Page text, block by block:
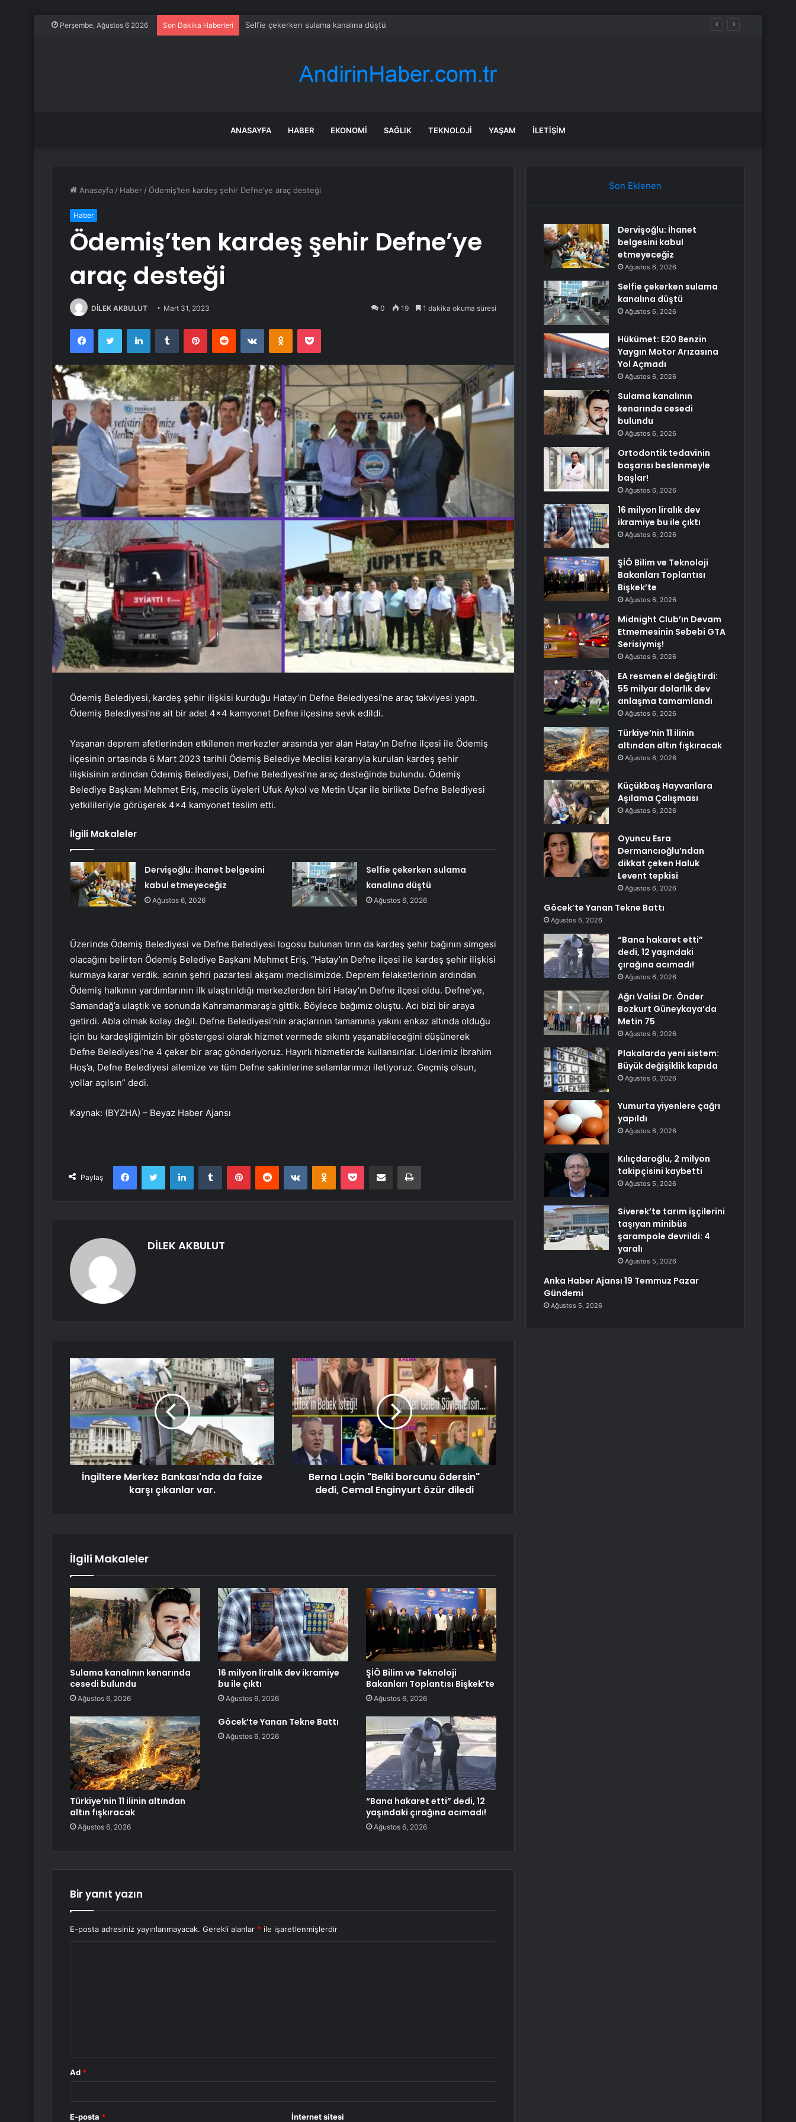
Perşembe, Ağustos 6 2026 Son Dakika Haberleri Hükümet: E20 Benzin Yaygın Motor Arızasına Yol Açmadı
ANASAYFA HABER EKONOMI SAĞLIK TEKNOLOJI YAŞAM İLETIŞIM
Anasayfa / Haber / Ödemiş’ten kardeş şehir Defne’ye araç desteği
Haber
Ödemiş’ten kardeş şehir Defne’ye
araç desteği
DİLEK AKBULUT Mart 31, 2023 0 19 1 dakika okuma süresi
FacebookTwitter LinkedInTumblr PinterestReddit VKontakteOdnoklassniki
Pocket
Ödemiş Belediyesi, kardeş şehir ilişkisi kurduğu Hatay’ın Defne Belediyesi’ne araç takviyesi yaptı.
Ödemiş Belediyesi’ne ait bir adet 4×4 kamyonet Defne ilçesine sevk edildi.
Yaşanan deprem afetlerinden etkilenen merkezler arasında yer alan Hatay’ın Defne ilçesi ile Ödemiş
ilçesinin ortasında 6 Mart 2023 tarihli Ödemiş Belediye Meclisi kararıyla kurulan kardeş şehir
ilişkisinin ardından Ödemiş Belediyesi, Defne Belediyesi’ne araç desteğinde bulundu. Ödemiş
Belediye Başkanı Mehmet Eriş, meclis üyeleri Ufuk Aykol ve Metin Uçar ile birlikte Defne Belediyesi
yetkilileriyle görüşerek 4×4 kamyonet teslim etti.
İlgili Makaleler
Dervişoğlu: İhanet belgesini
kabul etmeyeceğiz
Ağustos 6, 2026
Selfie çekerken sulama
kanalına düştü
Ağustos 6, 2026
Üzerinde Ödemiş Belediyesi ve Defne Belediyesi logosu bulunan tırın da kardeş şehir bağının simgesi
olacağını belirten Ödemiş Belediye Başkanı Mehmet Eriş, “Hatay’ın Defne ilçesi ile kardeş şehir ilişkisi
kurmaya karar verdik. acının şehri pazartesi akşamı meclisimizde. Deprem felaketlerinin ardından
Ödemiş halkının yardımlarının ilk ulaştırıldığı merkezlerden biri Hatay’ın Defne ilçesi oldu. Defne’ye,
Samandağ’a ulaştık ve sonunda Kahramanmaraş’a gittik. Böylece bağımız oluştu. Acı bizi bir araya
getirdi. Abla olmak kolay değil. Defne Belediyesi’nin araçlarının tamamına yakını enkaz altında olduğu
için bu kardeşliğimizin bir göstergesi olarak hizmet vermede sıkıntı yaşanabileceğini düşünerek
Defne Belediyesi’ne 4 çeker bir araç gönderiyoruz. Hayırlı hizmetlerde kullansınlar. Liderimiz İbrahim
Hoş’a, Defne Belediyesi ailemize ve tüm Defne sakinlerine selamlarımızı iletiyoruz. Geçmiş olsun,
yollar açılsın” dedi.
Kaynak: (BYZHA) – Beyaz Haber Ajansı
Paylaş
FacebookTwitter LinkedInTumblr PinterestReddit VKontakteOdnoklassniki
Pocket E-Posta ile paylaş Yazdır
DİLEK AKBULUT
İngiltere Merkez Bankası'nda da faize
karşı çıkanlar var.
Berna Laçin "Belki borcunu ödersin"
dedi, Cemal Enginyurt özür diledi
İlgili Makaleler
Sulama kanalının kenarında
cesedi bulundu
Ağustos 6, 2026
16 milyon liralık dev ikramiye
bu ile çıktı
Ağustos 6, 2026
ŞİÖ Bilim ve Teknoloji
Bakanları Toplantısı Bişkek’te
Ağustos 6, 2026
Türkiye’nin 11 ilinin altından
altın fışkıracak
Ağustos 6, 2026
Göcek’te Yanan Tekne Battı
Ağustos 6, 2026
“Bana hakaret etti” dedi, 12
yaşındaki çırağına acımadı!
Ağustos 6, 2026
Bir yanıt yazın
E-posta adresiniz yayınlanmayacak. Gerekli alanlar * ile işaretlenmişlerdir
Ad *
E-posta * İnternet sitesi
Son Eklenen
Dervişoğlu: İhanet
belgesini kabul
etmeyeceğiz
Ağustos 6, 2026
Selfie çekerken sulama
kanalına düştü
Ağustos 6, 2026
Hükümet: E20 Benzin
Yaygın Motor Arızasına
Yol Açmadı
Ağustos 6, 2026
Sulama kanalının
kenarında cesedi
bulundu
Ağustos 6, 2026
Ortodontik tedavinin
başarısı beslenmeyle
başlar!
Ağustos 6, 2026
16 milyon liralık dev
ikramiye bu ile çıktı
Ağustos 6, 2026
ŞİÖ Bilim ve Teknoloji
Bakanları Toplantısı
Bişkek’te
Ağustos 6, 2026
Midnight Club’ın Devam
Etmemesinin Sebebi GTA
Serisiymiş!
Ağustos 6, 2026
EA resmen el değiştirdi:
55 milyar dolarlık dev
anlaşma tamamlandı
Ağustos 6, 2026
Türkiye’nin 11 ilinin
altından altın fışkıracak
Ağustos 6, 2026
Küçükbaş Hayvanlara
Aşılama Çalışması
Ağustos 6, 2026
Oyuncu Esra
Dermancıoğlu’ndan
dikkat çeken Haluk
Levent tepkisi
Ağustos 6, 2026
Göcek’te Yanan Tekne Battı
Ağustos 6, 2026
“Bana hakaret etti”
dedi, 12 yaşındaki
çırağına acımadı!
Ağustos 6, 2026
Ağrı Valisi Dr. Önder
Bozkurt Güneykaya’da
Metin 75
Ağustos 6, 2026
Plakalarda yeni sistem:
Büyük değişiklik kapıda
Ağustos 6, 2026
Yumurta yiyenlere çağrı
yapıldı
Ağustos 6, 2026
Kılıçdaroğlu, 2 milyon
takipçisini kaybetti
Ağustos 5, 2026
Siverek’te tarım işçilerini
taşıyan minibüs
şarampole devrildi: 4
yaralı
Ağustos 5, 2026
Anka Haber Ajansı 19 Temmuz Pazar
Gündemi
Ağustos 5, 2026